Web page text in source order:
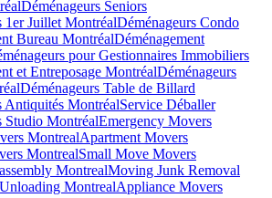
Déménageurs Seniors
1er Juillet MontréalDéménageurs Condo
Bureau MontréalDéménagement
pour Gestionnaires Immobiliers
et Entreposage MontréalDéménageurs
Déménageurs Table de Billard
Antiquités MontréalService Déballer
Studio MontréalEmergency Movers
MontrealApartment Movers
MontrealSmall Move Movers
MontrealMoving Junk Removal
MontrealAppliance Movers